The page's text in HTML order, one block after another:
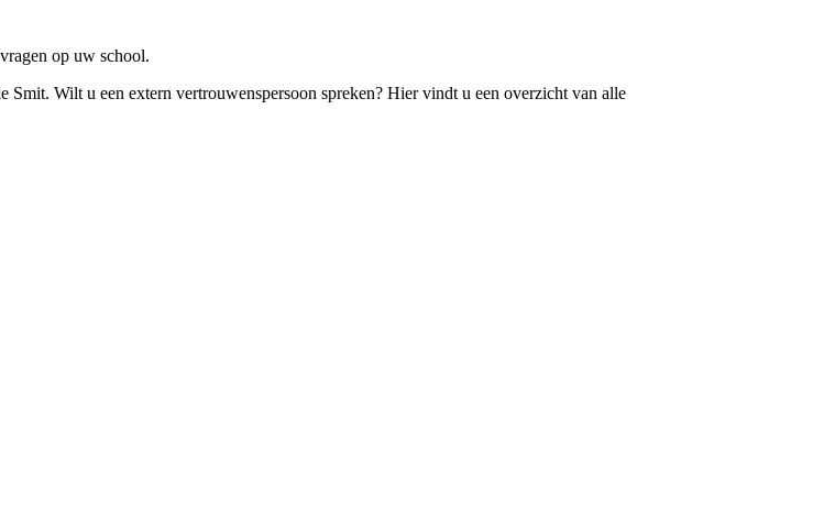
op uw school.
Wilt u een extern vertrouwenspersoon spreken? Hier vindt u een overzicht van alle